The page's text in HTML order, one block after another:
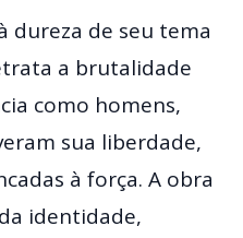
dureza de seu tema
a brutalidade
como homens,
sua liberdade,
à força. A obra
identidade,